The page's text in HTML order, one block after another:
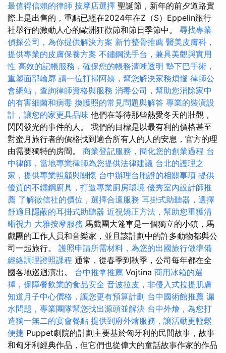
最值得信賴的律師 按摩店選擇 聖誕節，新年的前夕道路實
際上是出售的，重點已經在2024年在Z（S）Eppelin旅行
社舉行的激動人心的歐洲狂歡節和節日季節中。 尋找專業
偵探公司，為你提供解決方案 新竹整骨推薦 醫美皮膚科，
提供專業的皮膚保養方案 不鏽鋼洗手台，兼具美觀與實用
性 高效的記帳服務，確保您的帳務清晰透明 墊下巴手術，
重塑面部輪廓 請一位打掃阿姨，幫您解決家務煩惱 律師公
會網站，查詢律師資格與服務 消毒公司，幫助您消除家中
的有害細菌和病毒 換護照的常見問題與解答 專業的裝潢設
計，讓您的家更具品味 他們在等待那些熱愛冬天的壯觀，
閃閃發光的事件的人。 我們的目標是以最有利的價格甚至
對蜜月旅行者的價格找到適合所有人的人的安息，官方的理
由需要獨特的房間。 商業登記服務，簡化您的創業過程 台
中律師，當地專業律師為您提供法律建議 台北的護理之
家，提供專業照顧與關懷 台中辦理台胞證的相關事項 提供
優質的不鏽鋼廚具，打造專業廚房環境 優秀室內設計師推
薦 了解徵信社的價位，選擇合適服務 耳掛式助聽器，選擇
舒適且隱蔽的耳掛式助聽器 近視矯正方法，幫助您重獲清
晰視力 大雅按摩服務 馬戲團大篷車是一個獨立的小鎮，馬
戲團的工作人員和音樂家，並且該計劃中的許多動物都與公
司一起旅行。 護照申請所需材料，為您的出國旅行做準備
經絡調理證照課程 通常，從春季到秋季，公司每年都在全
國各地巡迴演出。 台中推拿推薦 Vojtina 商用冰箱的選
擇，保障餐飲業的食品安全 音波拉皮，非侵入式拉提肌膚
知道月子中心價格，讓您更有預算計劃 台中國術館推薦 漏
水問題，專業團隊幫您找出源頭並解決 台中外燴，為您打
造獨一無二的宴會餐點 提供到府外燴服務，讓活動更輕鬆
便捷 Puppet劇院的計劃主要基於匈牙利的民間故事，故事
和匈牙利經典作品，但它們也從偉大的童話故事作家的作品